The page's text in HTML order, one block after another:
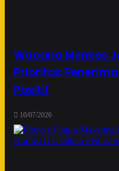
Wacana Menkes
Prioritas Penerima
Positif
10/07/2026